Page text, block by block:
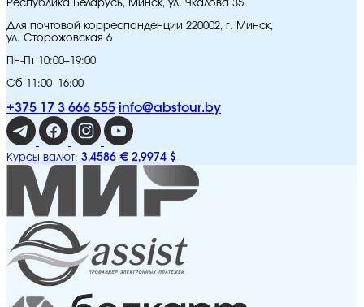
Республика Беларусь, Минск, ул. Чкалова 35
Для почтовой корреспонденции 220002, г. Минск,
ул. Сторожовская 6
Пн-Пт 10:00–19:00
Сб 11:00–16:00
+375 17 3 666 555 info@abstour.by
Курсы валют: 3,4586 € 2,9974 $